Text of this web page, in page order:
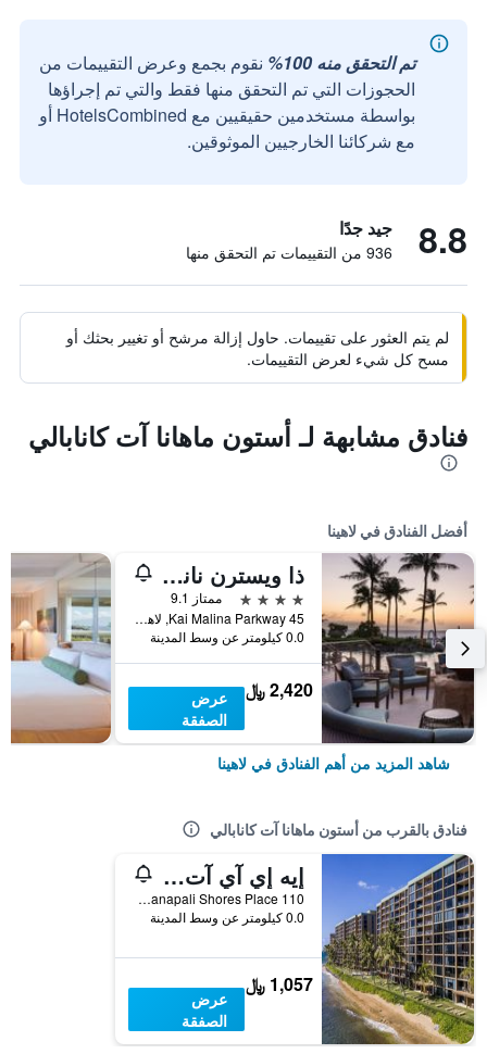
تم التحقق منه 100%
نقوم بجمع وعرض التقييمات من
الحجوزات التي تم التحقق منها فقط والتي تم إجراؤها
بواسطة مستخدمين حقيقيين مع HotelsCombined أو
مع شركائنا الخارجيين الموثوقين.
8.8 جيد جدًا
936 من التقييمات تم التحقق منها
لم يتم العثور على تقييمات. حاول إزالة مرشح أو تغيير بحثك أو
مسح كل شيء لعرض التقييمات.
فنادق مشابهة لـ أستون ماهانا آت كانابالي
أفضل الفنادق في لاهينا
ذا ويسترن ناني أوشن فيلاز، كانابالي
4 نجوم
ممتاز 9.1
45 Kai Malina Parkway, لاهينا, ماوي, HI, الولايات المتحدة الأميريكية
0.0 كيلومتر عن وسط المدينة
2,420 ﷼
عرض
الصفقة
شاهد المزيد من أهم الفنادق في لاهينا
فنادق بالقرب من أستون ماهانا آت كانابالي
إيه إي آي آت ذا ماهانا كانابالي ريزورت
110 Kaanapali Shores Place, لاهينا, ماوي, HI, الولايات المتحدة الأميريكية
0.0 كيلومتر عن وسط المدينة
1,057 ﷼
عرض
الصفقة